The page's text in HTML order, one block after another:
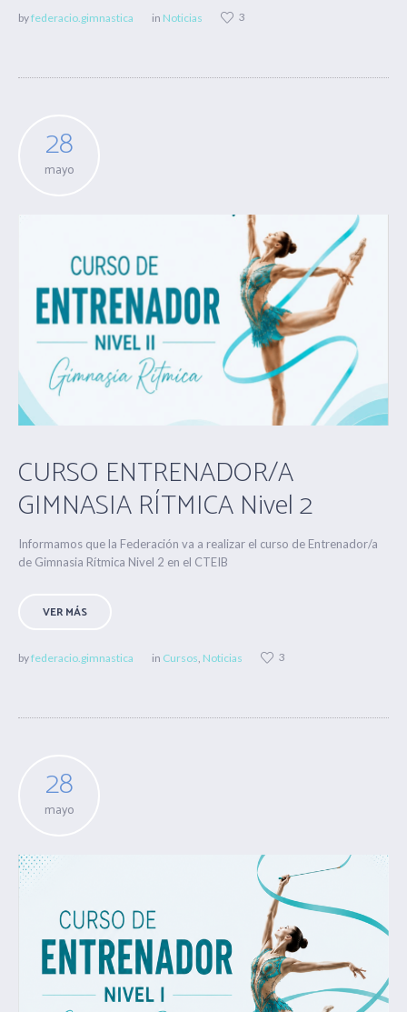
byfederacio.gimnastica in Noticias 3
28
mayo
CURSO ENTRENADOR/A
GIMNASIA RÍTMICA Nivel 2
Informamos que la Federación va a realizar el curso de Entrenador/a
de Gimnasia Rítmica Nivel 2 en el CTEIB
VER MÁS
byfederacio.gimnastica in Cursos Noticias 3
28
mayo